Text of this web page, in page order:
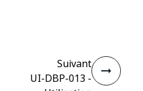
Suivant
UI-DBP-013 -